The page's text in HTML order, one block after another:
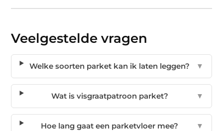
Veelgestelde vragen
Welke soorten parket kan ik laten leggen? ▼
Wat is visgraatpatroon parket? ▼
Hoe lang gaat een parketvloer mee? ▼